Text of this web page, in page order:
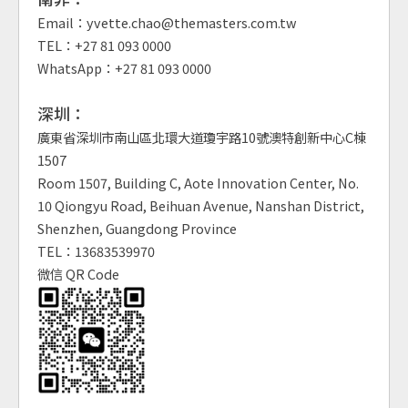
Email：yvette.chao@themasters.com.tw
TEL：+27 81 093 0000
WhatsApp：+27 81 093 0000
深圳：
廣東省深圳市南山區北環大道瓊宇路10號澳特創新中心C棟
1507
Room 1507, Building C, Aote Innovation Center, No.
10 Qiongyu Road, Beihuan Avenue, Nanshan District,
Shenzhen, Guangdong Province
TEL：13683539970
微信 QR Code